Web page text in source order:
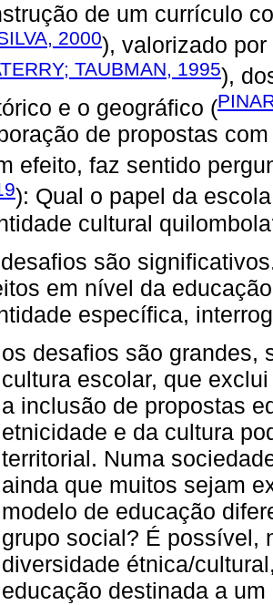
de um currículo
2000), valorizado
TAUBMAN, 1995),
e o geográfico (
de propostas
efeito, faz sentido
): Qual o papel da
cultural
são
em nível da
específica,
os desafios são grandes,
cultura escolar, que
a inclusão de propostas
etnicidade e da cultura
territorial. Numa
ainda que muitos sejam
modelo de educação
grupo social? É possível,
diversidade étnica/
educação destinada a